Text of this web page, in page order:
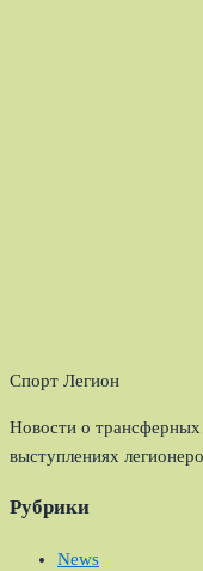
Спорт Легион
Новости о трансферных
выступлениях
Рубрики
News